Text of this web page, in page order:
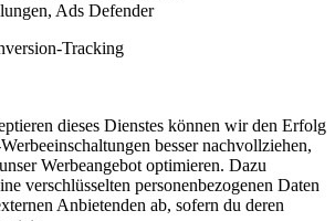
Ads Defender
Tracking
dieses Dienstes können wir den Erfolg
besser nachvollziehen,
Werbeangebot optimieren. Dazu
verschlüsselten personenbezogenen Daten
Anbietenden ab, sofern du deren